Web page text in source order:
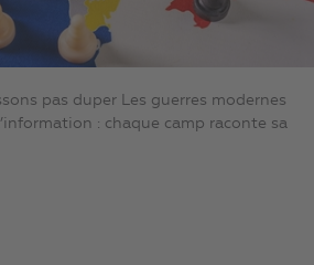
pas duper Les guerres modernes
: chaque camp raconte sa